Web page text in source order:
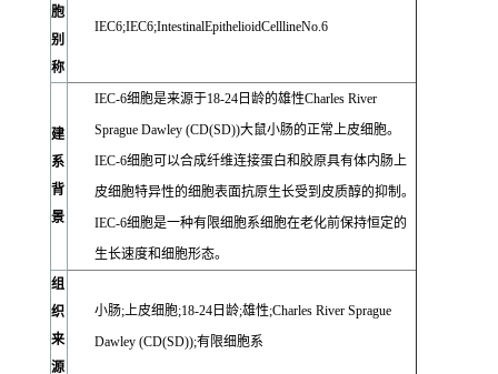
胞
别
称
IEC6;IEC6;IntestinalEpithelioidCelllineNo.6
建
系
背
景
IEC-6细胞是来源于18-24日龄的雄性Charles River
Sprague Dawley (CD(SD))大鼠小肠的正常上皮细胞。
IEC-6细胞可以合成纤维连接蛋白和胶原具有体内肠上
皮细胞特异性的细胞表面抗原生长受到皮质醇的抑制。
IEC-6细胞是一种有限细胞系细胞在老化前保持恒定的
生长速度和细胞形态。
组
织
来
源
小肠;上皮细胞;18-24日龄;雄性;Charles River Sprague
Dawley (CD(SD));有限细胞系